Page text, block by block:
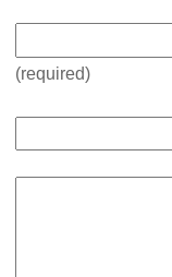
(required)